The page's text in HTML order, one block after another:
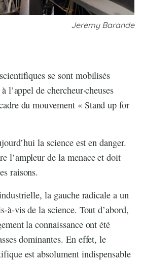
Jeremy Barande
se sont mobilisés
l’appel de chercheur·cheuses
du mouvement « Stand up for
la science est en danger.
l’ampleur de la menace et doit
raisons.
la gauche radicale a un
à-vis de la science. Tout d’abord,
la connaissance ont été
dominantes. En effet, le
est absolument indispensable